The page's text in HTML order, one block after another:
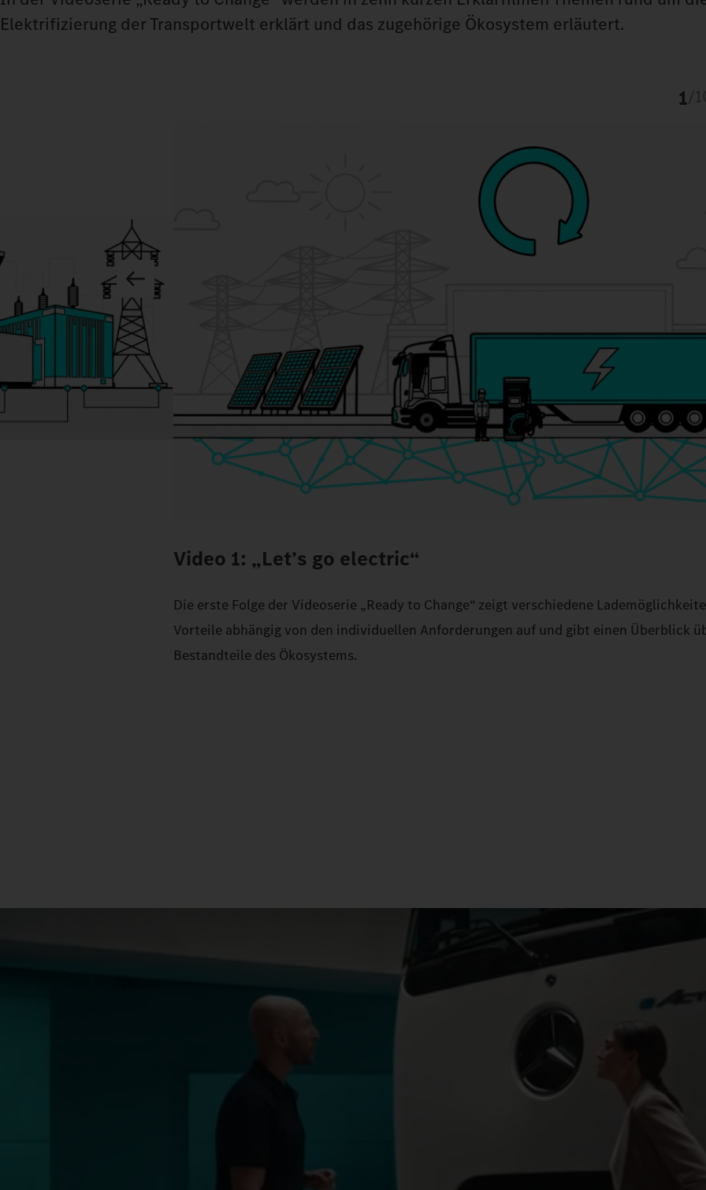
Elektrifizierung der Transportwelt erklärt und das zugehörige Ökosystem erläutert.
1
Video 1: „Let’s go electric“
Die erste Folge der Videoserie „Ready to Change“ zeigt verschiedene
Vorteile abhängig von den individuellen Anforderungen auf und gibt einen Überblick
Bestandteile des Ökosystems.